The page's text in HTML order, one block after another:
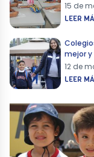
15 de
LEER
mejor
12 de
LEER